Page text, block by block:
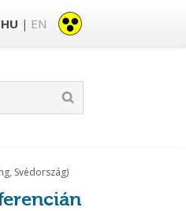
HU | EN
Svédország)